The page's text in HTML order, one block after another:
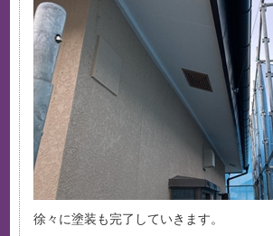
徐々に塗装も完了していきます。